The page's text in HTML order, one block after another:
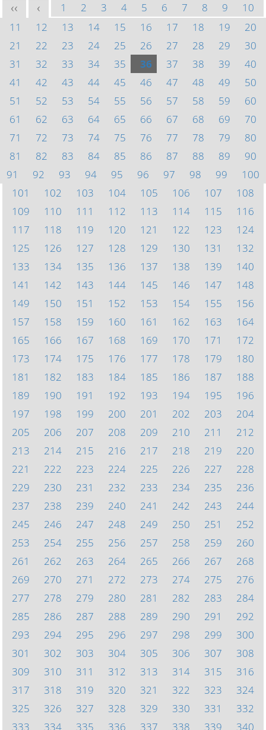
<< < 1 2 3 4 5 6 7 8 9
10
11
12 13 14 15 16 17 18 19
20
21
22 23 24 25 26 27 28 29
30
31
32 33 34 35 36 37 38 39
40
41
42 43 44 45 46 47 48 49
50
51
52 53 54 55 56 57 58 59
60
61
62 63 64 65 66 67 68 69
70
71
72 73 74 75 76 77 78 79
80
81
82 83 84 85 86 87 88 89
90
91
92 93 94 95 96 97 98 99
100
101
102 103 104 105 106 107
108
109
110 111 112 113 114 115
116
117
118 119 120 121 122 123
124
125
126 127 128 129 130 131
132
133
134 135 136 137 138 139
140
141
142 143 144 145 146 147
148
149
150 151 152 153 154 155
156
157
158 159 160 161 162 163
164
165
166 167 168 169 170 171
172
173
174 175 176 177 178 179
180
181
182 183 184 185 186 187
188
189
190 191 192 193 194 195
196
197
198 199 200 201 202 203
204
205
206 207 208 209 210 211
212
213
214 215 216 217 218 219
220
221
222 223 224 225 226 227
228
229
230 231 232 233 234 235
236
237
238 239 240 241 242 243
244
245
246 247 248 249 250 251
252
253
254 255 256 257 258 259
260
261
262 263 264 265 266 267
268
269
270 271 272 273 274 275
276
277
278 279 280 281 282 283
284
285
286 287 288 289 290 291
292
293
294 295 296 297 298 299
300
301
302 303 304 305 306 307
308
309
310 311 312 313 314 315
316
317
318 319 320 321 322 323
324
325
326 327 328 329 330 331
332
333
334 335 336 337 338 339 340